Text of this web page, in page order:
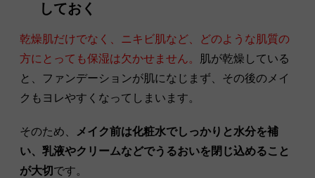
しておく
乾燥肌だけでなく、ニキビ肌など、どのような肌質の
方にとっても保湿は欠かせません。
肌が乾燥している
と、ファンデーションが肌になじまず、その後のメイ
クもヨレやすくなってしまいます。
そのため、
メイク前は化粧水でしっかりと水分を補
い、乳液やクリームなどでうるおいを閉じ込めること
が大切 です。